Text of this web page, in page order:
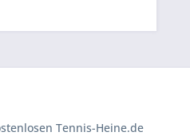
Tennis-Heine.de